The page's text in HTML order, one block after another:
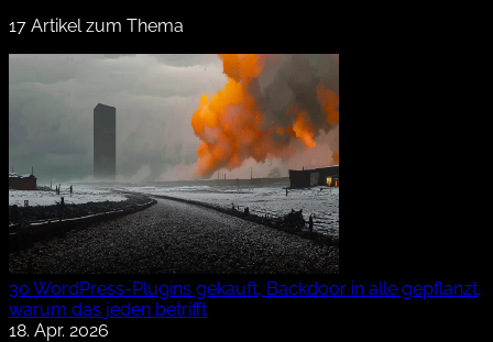
17 Artikel zum Thema
30 WordPress-Plugins gekauft, Backdoor in alle gepflanzt,
warum das jeden betrifft
18. Apr. 2026